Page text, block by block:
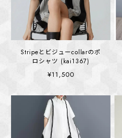
Stripeとビジューcollarのポ
ロシャツ (kai1367)
¥11,500